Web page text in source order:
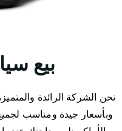
بيع
نحن الشركة الرائدة
وبأسعار جيدة ومناسب